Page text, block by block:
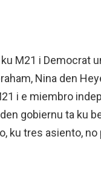
M21 i Democrat
Nina den
i e miembro
gobiernu ta ku
ku tres asiento, no